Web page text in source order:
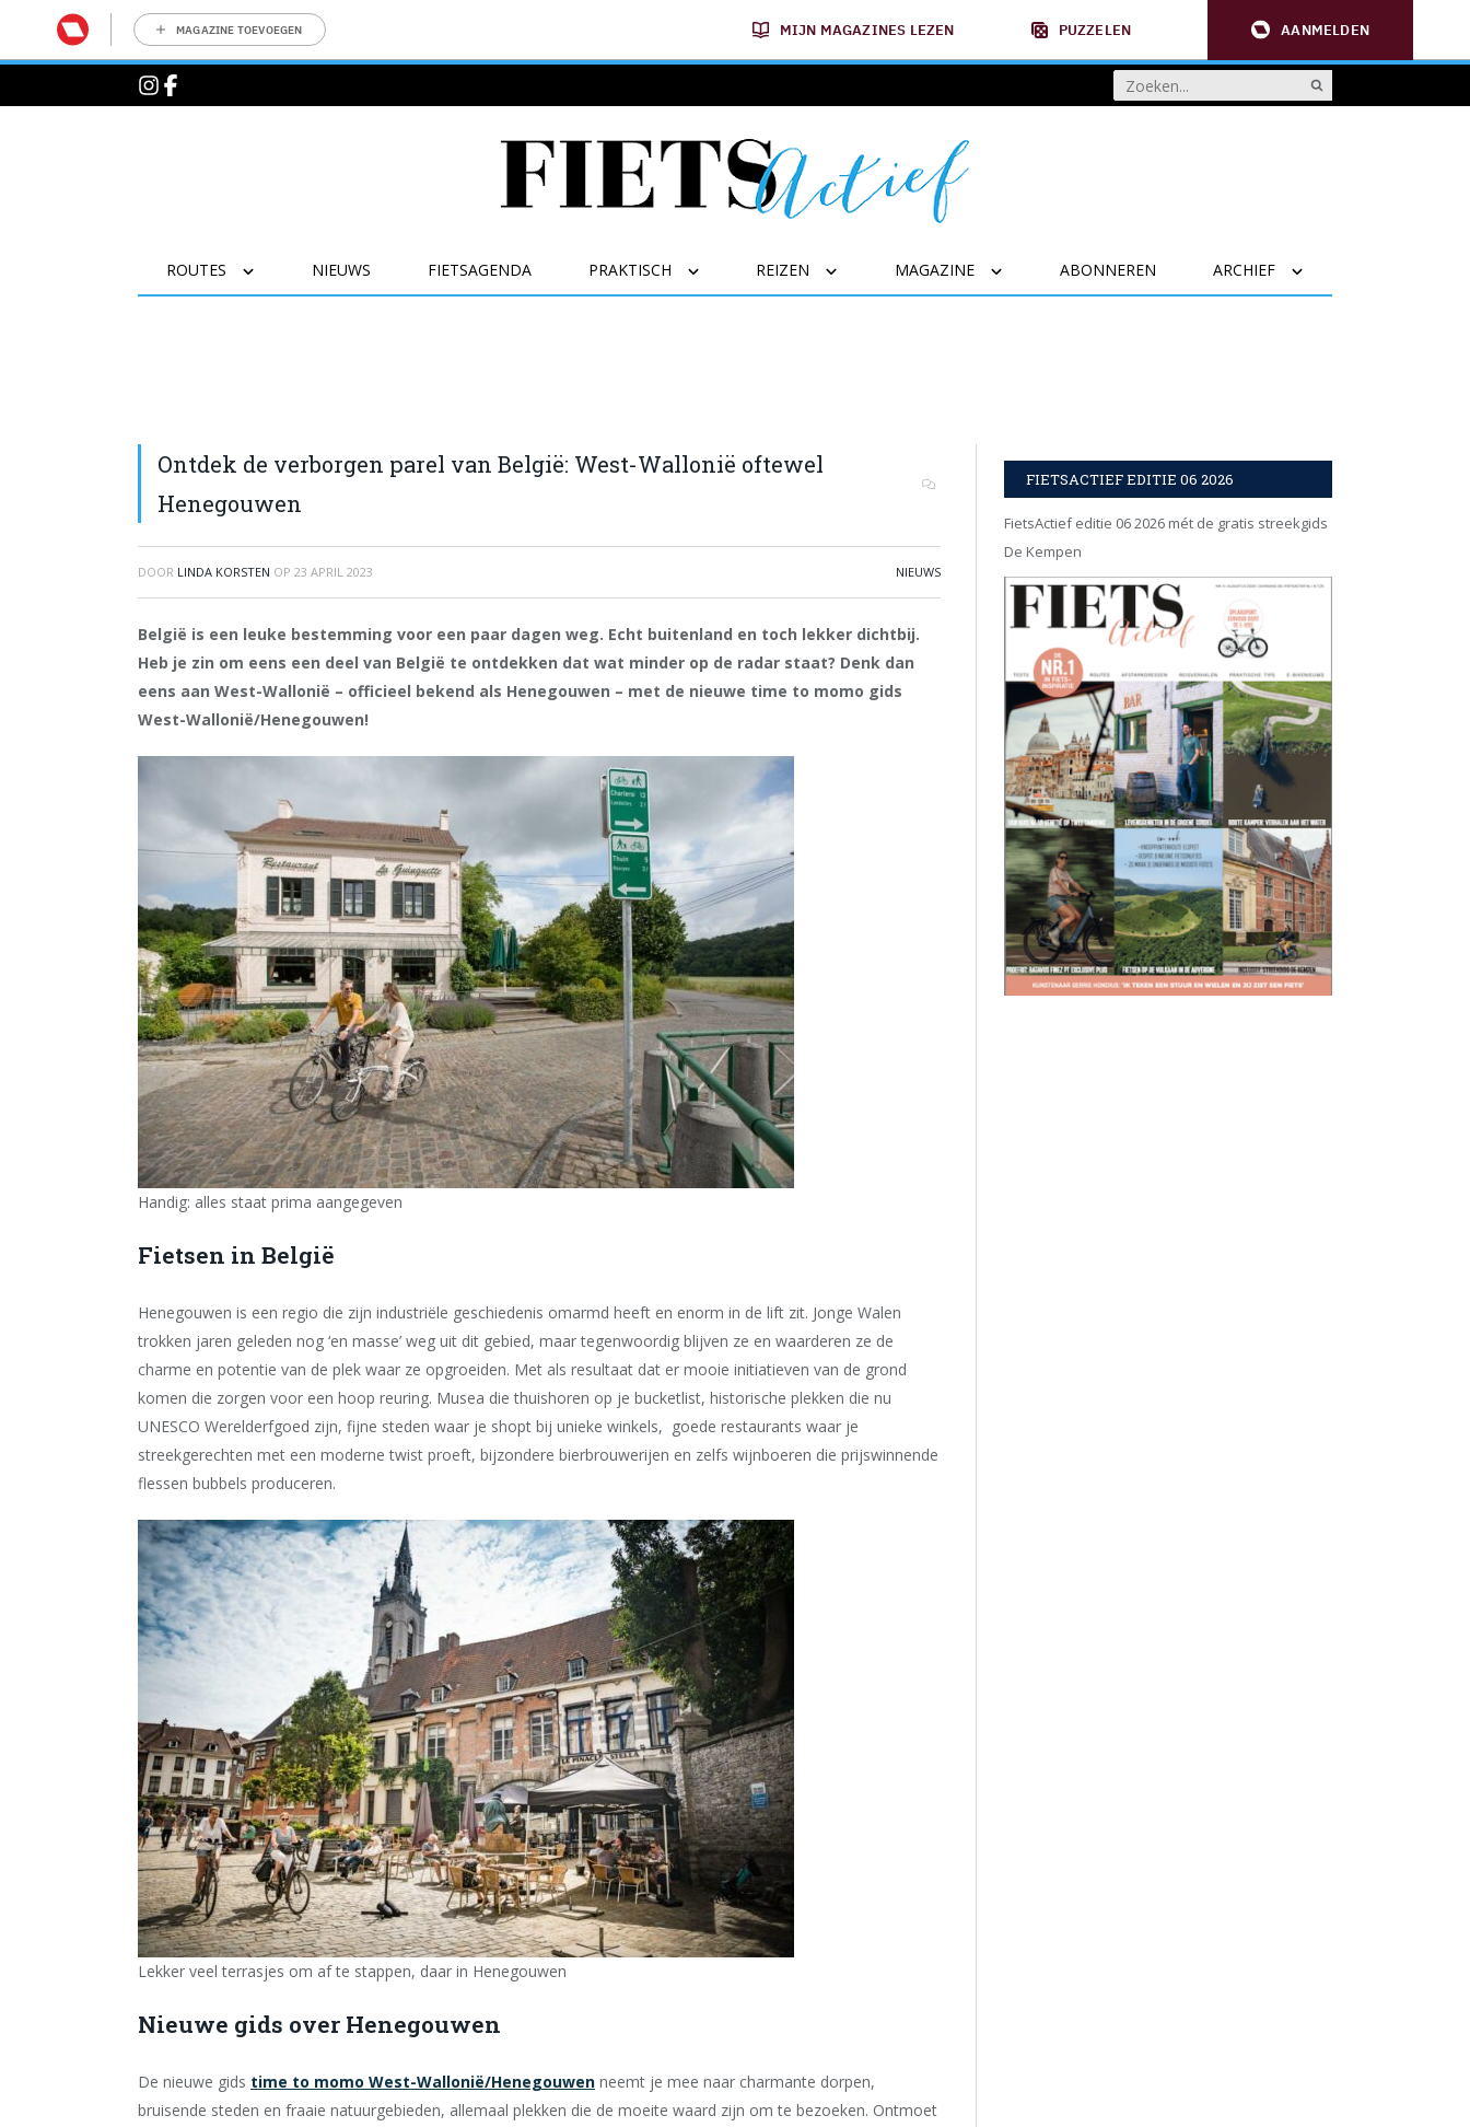
MAGAZINE TOEVOEGEN MIJN MAGAZINES LEZEN PUZZELEN AANMELDEN
ROUTES NIEUWS FIETSAGENDA PRAKTISCH REIZEN MAGAZINE ABONNEREN ARCHIEF
Ontdek de verborgen parel van België: West-Wallonië oftewel
Henegouwen
DOOR LINDA KORSTEN OP 23 APRIL 2023 NIEUWS
België is een leuke bestemming voor een paar dagen weg. Echt buitenland en toch lekker dichtbij.
Heb je zin om eens een deel van België te ontdekken dat wat minder op de radar staat? Denk dan
eens aan West-Wallonië – officieel bekend als Henegouwen – met de nieuwe time to momo gids
West-Wallonië/Henegouwen!
Handig: alles staat prima aangegeven
Fietsen in België
Henegouwen is een regio die zijn industriële geschiedenis omarmd heeft en enorm in de lift zit. Jonge Walen
trokken jaren geleden nog ‘en masse’ weg uit dit gebied, maar tegenwoordig blijven ze en waarderen ze de
charme en potentie van de plek waar ze opgroeiden. Met als resultaat dat er mooie initiatieven van de grond
komen die zorgen voor een hoop reuring. Musea die thuishoren op je bucketlist, historische plekken die nu
UNESCO Werelderfgoed zijn, fijne steden waar je shopt bij unieke winkels, goede restaurants waar je
streekgerechten met een moderne twist proeft, bijzondere bierbrouwerijen en zelfs wijnboeren die prijswinnende
flessen bubbels produceren.
Lekker veel terrasjes om af te stappen, daar in Henegouwen
Nieuwe gids over Henegouwen
De nieuwe gids time to momo West-Wallonië/Henegouwen neemt je mee naar charmante dorpen,
bruisende steden en fraaie natuurgebieden, allemaal plekken die de moeite waard zijn om te bezoeken. Ontmoet
FIETSACTIEF EDITIE 06 2026
FietsActief editie 06 2026 mét de gratis streekgids
De Kempen